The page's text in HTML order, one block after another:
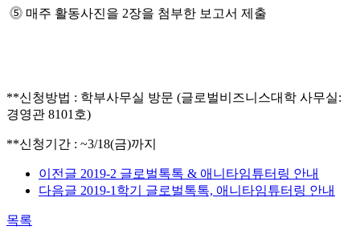
⓹ 매주 활동사진을 2장을 첨부한 보고서 제출
**신청방법 : 학부사무실 방문 (글로벌비즈니스대학 사무실:
경영관 8101호)
**신청기간 : ~3/18(금)까지
이전글 2019-2 글로벌톡톡 & 애니타임튜터링 안내
다음글 2019-1학기 글로벌톡톡, 애니타임튜터링 안내
목록